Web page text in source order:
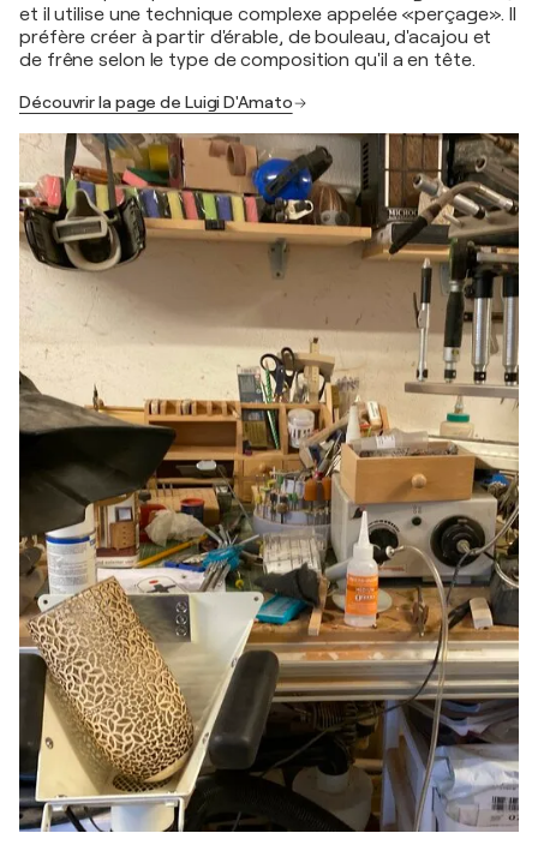
et il utilise une technique complexe appelée «perçage». Il
préfère créer à partir d'érable, de bouleau, d'acajou et
de frêne selon le type de composition qu'il a en tête.
Découvrir la page de Luigi D'Amato